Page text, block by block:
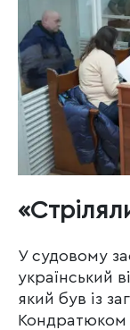
У судовому
український
який був із
Кондратюком